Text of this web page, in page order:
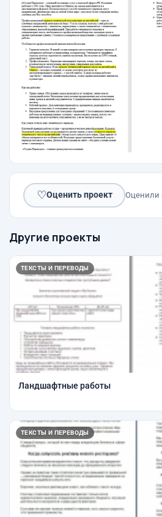
♡Оценить проект Оценили
Другие проекты
ТЕКСТЫ И ПЕРЕВОДЫ
Ландшафтные работы
ТЕКСТЫ И ПЕРЕВОДЫ